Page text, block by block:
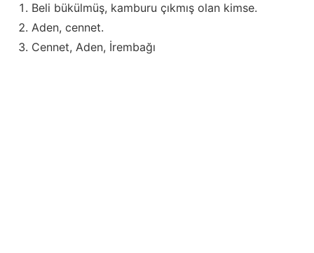
Beli bükülmüş, kamburu çıkmış olan kimse.
Aden, cennet.
Cennet, Aden, İrembağı